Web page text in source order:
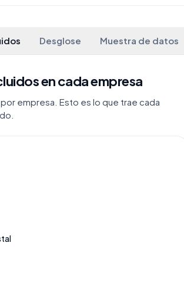
Desglose Muestra de datos
en cada empresa
empresa. Esto es lo que trae cada